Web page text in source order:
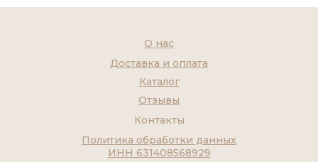
Контакты
Каталог
О нас
Доставка и оплата
Отзывы
Политика обработки данных
ИНН 631408568929